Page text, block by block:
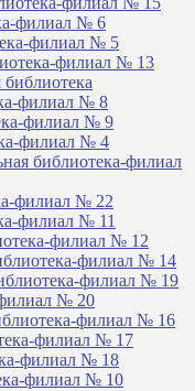
филиал № 6
филиал № 5
филиал № 13
библиотека
филиал № 8
филиал № 9
филиал № 4
библиотека-филиал
филиал № 22
филиал № 11
филиал № 12
филиал № 14
филиал № 19
филиал № 20
филиал № 16
филиал № 17
филиал № 18
филиал № 10